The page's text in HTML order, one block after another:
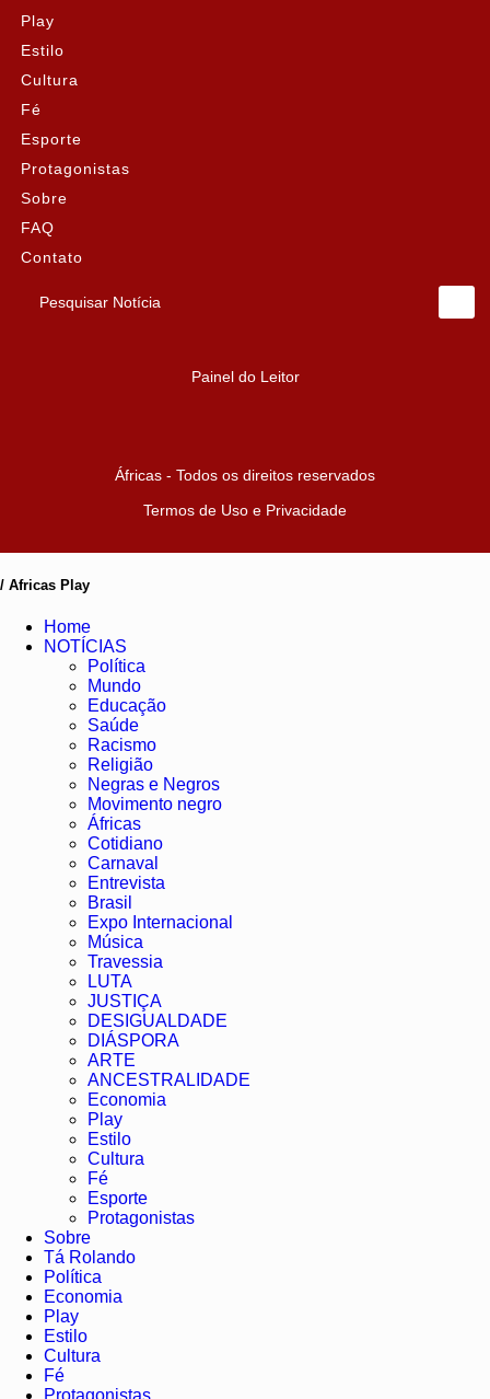
Play
Estilo
Cultura
Fé
Esporte
Protagonistas
Sobre
FAQ
Contato
Pesquisar Notícia
Painel do Leitor
Áfricas - Todos os direitos reservados
Termos de Uso e Privacidade
/ Africas Play
Home
NOTÍCIAS
Política
Mundo
Educação
Saúde
Racismo
Religião
Negras e Negros
Movimento negro
Áfricas
Cotidiano
Carnaval
Entrevista
Brasil
Expo Internacional
Música
Travessia
LUTA
JUSTIÇA
DESIGUALDADE
DIÁSPORA
ARTE
ANCESTRALIDADE
Economia
Play
Estilo
Cultura
Fé
Esporte
Protagonistas
Sobre
Tá Rolando
Política
Economia
Play
Estilo
Cultura
Fé